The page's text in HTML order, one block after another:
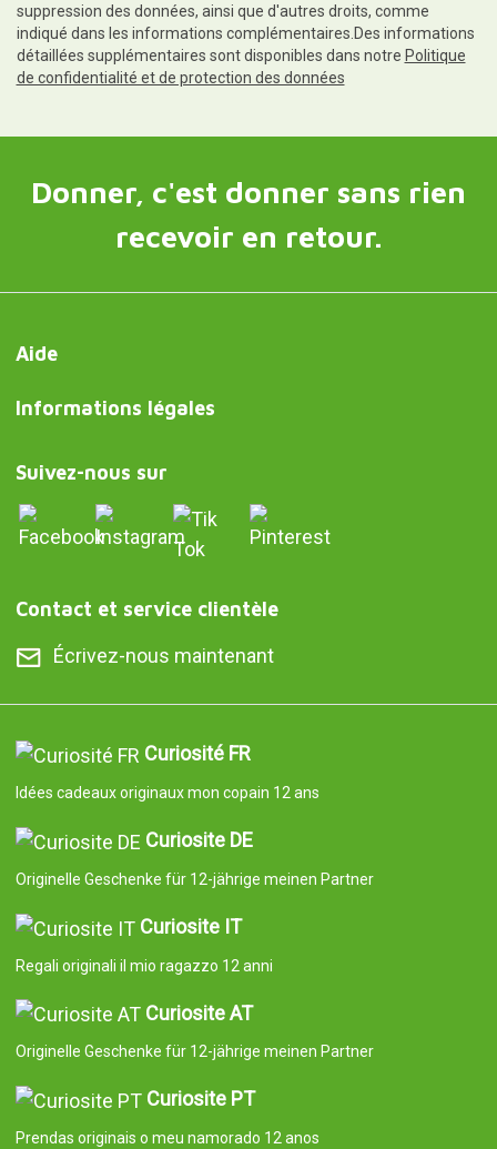
suppression des données, ainsi que d'autres droits, comme
indiqué dans les informations complémentaires.Des informations
détaillées supplémentaires sont disponibles dans notre Politique
de confidentialité et de protection des données
Donner, c'est donner sans rien
recevoir en retour.
Aide
Informations légales
Suivez-nous sur
Contact et service clientèle
Écrivez-nous maintenant
Curiosité FR
Idées cadeaux originaux mon copain 12 ans
Curiosite DE
Originelle Geschenke für 12-jährige meinen Partner
Curiosite IT
Regali originali il mio ragazzo 12 anni
Curiosite AT
Originelle Geschenke für 12-jährige meinen Partner
Curiosite PT
Prendas originais o meu namorado 12 anos